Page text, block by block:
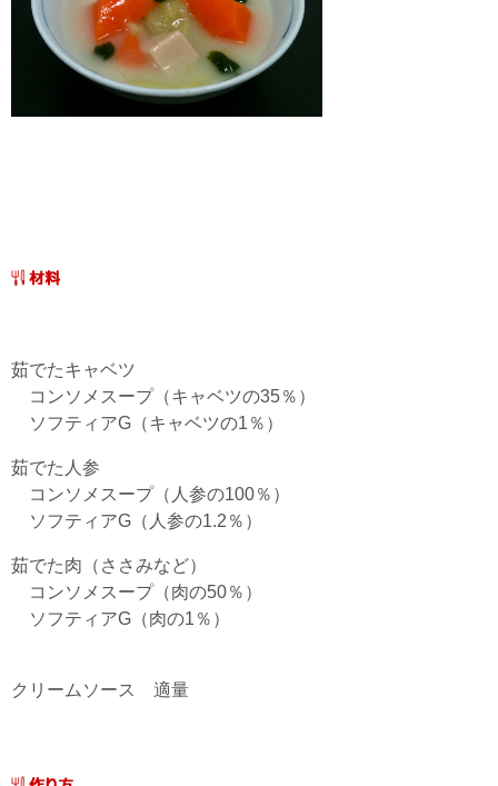
茹でたキャベツ
コンソメスープ（キャベツの35％）
ソフティアG（キャベツの1％）
茹でた人参
コンソメスープ（人参の100％）
ソフティアG（人参の1.2％）
茹でた肉（ささみなど）
コンソメスープ（肉の50％）
ソフティアG（肉の1％）
クリームソース 適量